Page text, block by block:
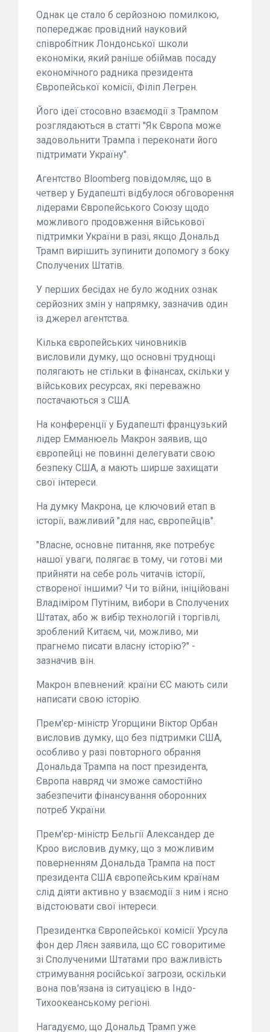
Однак це стало б серйозною помилкою,
попереджає провідний науковий
співробітник Лондонської школи
економіки, який раніше обіймав посаду
економічного радника президента
Європейської комісії, Філіп Легрен.
Його ідеї стосовно взаємодії з Трампом
розглядаються в статті "Як Європа може
задовольнити Трампа і переконати його
підтримати Україну".
Агентство Bloomberg повідомляє, що в
четвер у Будапешті відбулося обговорення
лідерами Європейського Союзу щодо
можливого продовження військової
підтримки України в разі, якщо Дональд
Трамп вирішить зупинити допомогу з боку
Сполучених Штатів.
У перших бесідах не було жодних ознак
серйозних змін у напрямку, зазначив один
із джерел агентства.
Кілька європейських чиновників
висловили думку, що основні труднощі
полягають не стільки в фінансах, скільки у
військових ресурсах, які переважно
постачаються з США.
На конференції у Будапешті французький
лідер Емманюель Макрон заявив, що
європейці не повинні делегувати свою
безпеку США, а мають ширше захищати
свої інтереси.
На думку Макрона, це ключовий етап в
історії, важливий "для нас, європейців".
"Власне, основне питання, яке потребує
нашої уваги, полягає в тому, чи готові ми
прийняти на себе роль читачів історії,
створеної іншими? Чи то війни, ініційовані
Владіміром Путіним, вибори в Сполучених
Штатах, або ж вибір технологій і торгівлі,
зроблений Китаєм, чи, можливо, ми
прагнемо писати власну історію?" -
зазначив він.
Макрон впевнений: країни ЄС мають сили
написати свою історію.
Прем'єр-міністр Угорщини Віктор Орбан
висловив думку, що без підтримки США,
особливо у разі повторного обрання
Дональда Трампа на пост президента,
Європа навряд чи зможе самостійно
забезпечити фінансування оборонних
потреб України.
Прем'єр-міністр Бельгії Александер де
Кроо висловив думку, що з можливим
поверненням Дональда Трампа на пост
президента США європейським країнам
слід діяти активно у взаємодії з ним і ясно
відстоювати свої інтереси.
Президентка Європейської комісії Урсула
фон дер Ляєн заявила, що ЄС говоритиме
зі Сполученими Штатами про важливість
стримування російської загрози, оскільки
вона пов'язана із ситуацією в Індо-
Тихоокеанському регіоні.
Нагадуємо, що Дональд Трамп уже